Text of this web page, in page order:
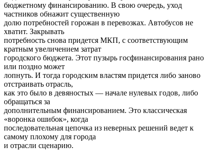
бюджетному финансированию. В свою очередь, уход
частников обнажит существенную
долю потребностей горожан в перевозках. Автобусов не
хватит. Закрывать
потребность снова придется МКП, с соответствующим
кратным увеличением затрат
городского бюджета. Этот пузырь госфинансирования рано
или поздно может
лопнуть. И тогда городским властям придется либо заново
отстраивать отрасль,
как это было в девяностых — начале нулевых годов, либо
обращаться за
дополнительным финансированием. Это классическая
«воронка ошибок», когда
последовательная цепочка из неверных решений ведет к
самому плохому для города
и отрасли сценарию.